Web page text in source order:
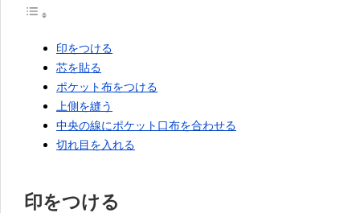
印をつける
芯を貼る
ポケット布をつける
上側を縫う
中央の線にポケット口布を合わせる
切れ目を入れる
印をつける